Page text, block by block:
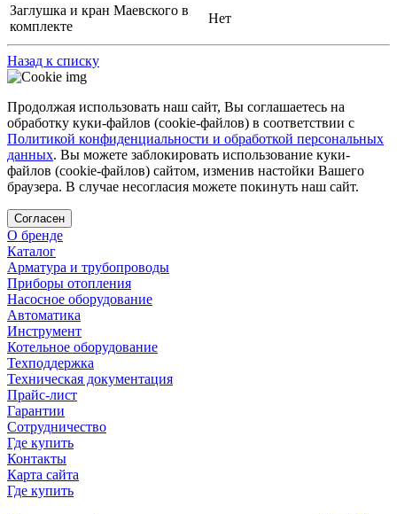
Заглушка и кран Маевского в
комплекте
Нет
Назад к списку
Продолжая использовать наш сайт, Вы соглашаетесь на
обработку куки-файлов (cookie-файлов) в соответствии с
Политикой конфиденциальности и обработкой персональных
данных. Вы можете заблокировать использование куки-
файлов (cookie-файлов) сайтом, изменив настойки Вашего
браузера. В случае несогласия можете покинуть наш сайт.
Согласен
О бренде
Каталог
Арматура и трубопроводы
Приборы отопления
Насосное оборудование
Автоматика
Инструмент
Котельное оборудование
Техподдержка
Техническая документация
Прайс-лист
Гарантии
Сотрудничество
Где купить
Контакты
Карта сайта
Где купить